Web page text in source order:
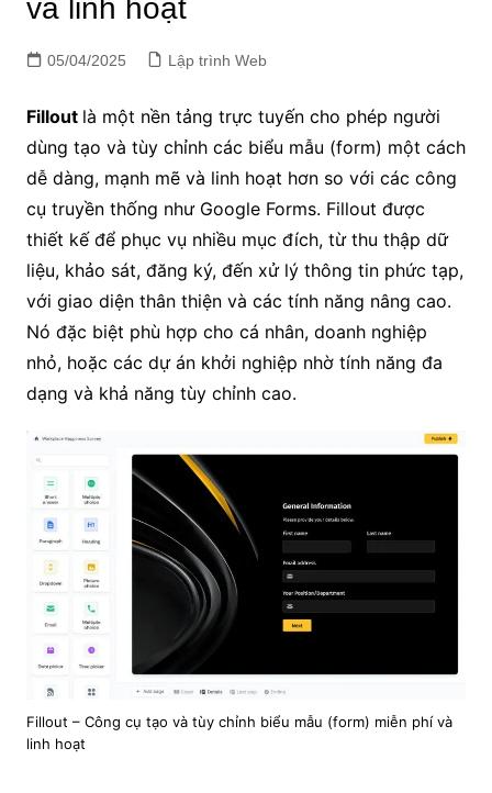
và linh hoạt
05/04/2025 Lập trình Web
Fillout là một nền tảng trực tuyến cho phép người
dùng tạo và tùy chỉnh các biểu mẫu (form) một cách
dễ dàng, mạnh mẽ và linh hoạt hơn so với các công
cụ truyền thống như Google Forms. Fillout được
thiết kế để phục vụ nhiều mục đích, từ thu thập dữ
liệu, khảo sát, đăng ký, đến xử lý thông tin phức tạp,
với giao diện thân thiện và các tính năng nâng cao.
Nó đặc biệt phù hợp cho cá nhân, doanh nghiệp
nhỏ, hoặc các dự án khởi nghiệp nhờ tính năng đa
dạng và khả năng tùy chỉnh cao.
Fillout – Công cụ tạo và tùy chỉnh biểu mẫu (form) miễn phí và
linh hoạt